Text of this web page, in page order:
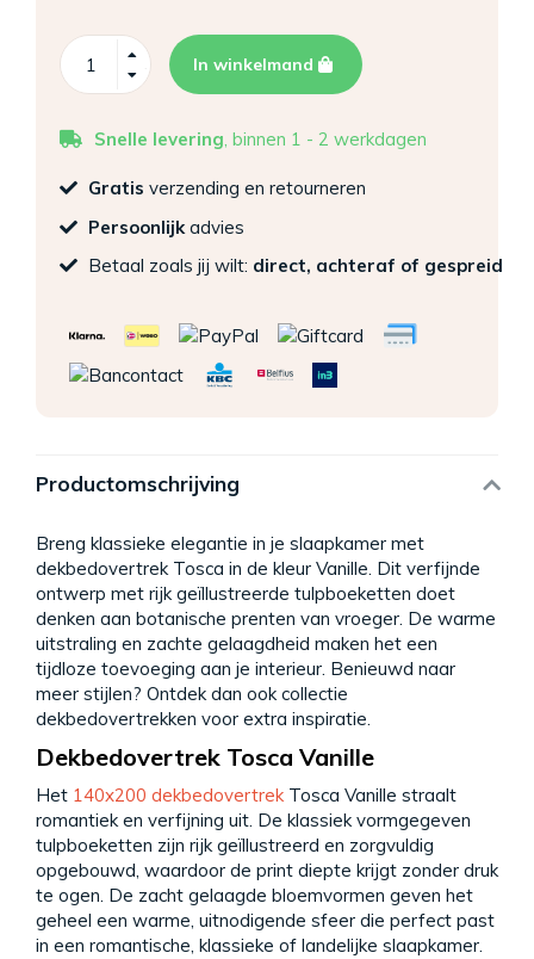
In winkelmand
Snelle levering, binnen 1 - 2 werkdagen
Gratis verzending en retourneren
Persoonlijk advies
Betaal zoals jij wilt: direct, achteraf of gespreid
Productomschrijving
Breng klassieke elegantie in je slaapkamer met
dekbedovertrek Tosca in de kleur Vanille. Dit verfijnde
ontwerp met rijk geïllustreerde tulpboeketten doet
denken aan botanische prenten van vroeger. De warme
uitstraling en zachte gelaagdheid maken het een
tijdloze toevoeging aan je interieur. Benieuwd naar
meer stijlen? Ontdek dan ook collectie
dekbedovertrekken voor extra inspiratie.
Dekbedovertrek Tosca Vanille
Het 140x200 dekbedovertrekTosca Vanille straalt
romantiek en verfijning uit. De klassiek vormgegeven
tulpboeketten zijn rijk geïllustreerd en zorgvuldig
opgebouwd, waardoor de print diepte krijgt zonder druk
te ogen. De zacht gelaagde bloemvormen geven het
geheel een warme, uitnodigende sfeer die perfect past
in een romantische, klassieke of landelijke slaapkamer.